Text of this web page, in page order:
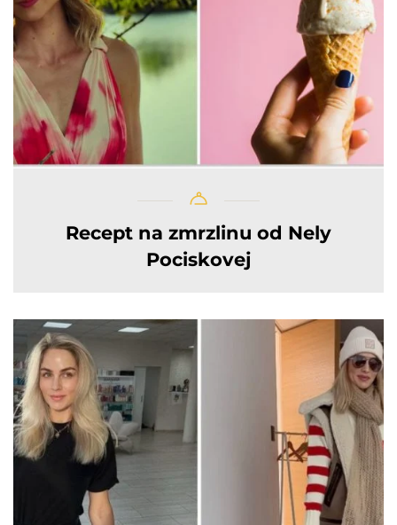
Recept na zmrzlinu od Nely
Pociskovej